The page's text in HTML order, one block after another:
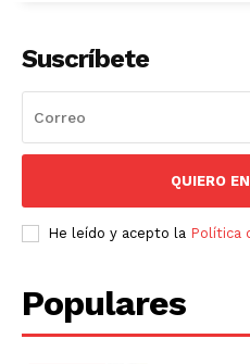
Suscríbete
QUIERO
He leído y acepto la Política
Populares